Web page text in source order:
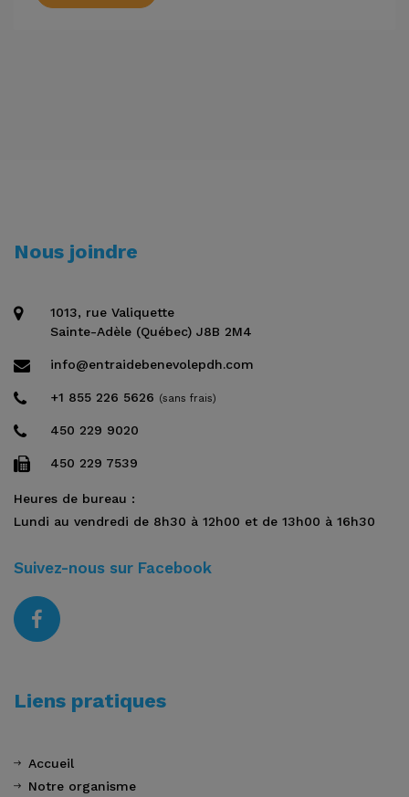
Nous joindre
1013, rue Valiquette
Sainte-Adèle (Québec) J8B 2M4
info@entraidebenevolepdh.com
+1 855 226 5626 (sans frais)
450 229 9020
450 229 7539
Heures de bureau :
Lundi au vendredi de 8h30 à 12h00 et de 13h00 à 16h30
Suivez-nous sur Facebook
Liens pratiques
Accueil
Notre organisme